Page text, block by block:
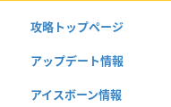
攻略トップページ
アップデート情報
アイスボーン情報